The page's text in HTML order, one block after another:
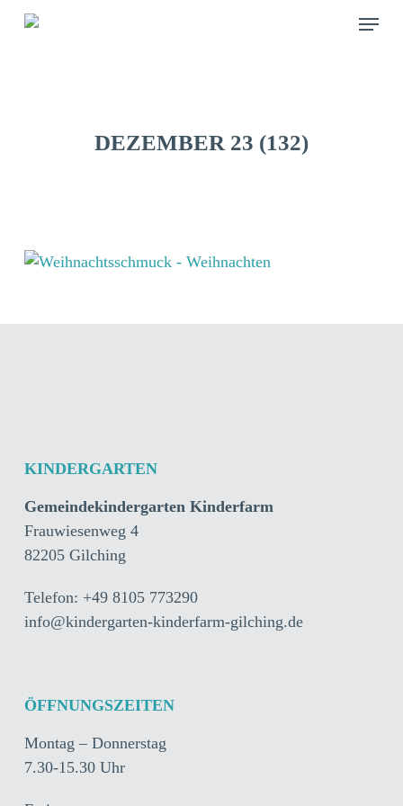
Skip
Menu
DEZEMBER 23 (132)
KINDERGARTEN
Gemeindekindergarten Kinderfarm
Frauwiesenweg 4
82205 Gilching
Telefon: +49 8105 773290
info@kindergarten-kinderfarm-gilching.de
ÖFFNUNGSZEITEN
Montag – Donnerstag
7.30-15.30 Uhr